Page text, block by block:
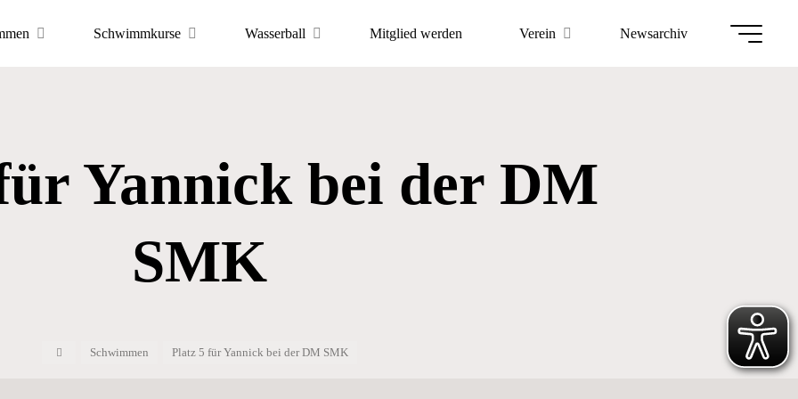
Schwimmkurse Wasserball Mitglied werden Verein Newsarchiv
Yannick bei der DM
SMK
Schwimmen Platz 5 für Yannick bei der DM SMK